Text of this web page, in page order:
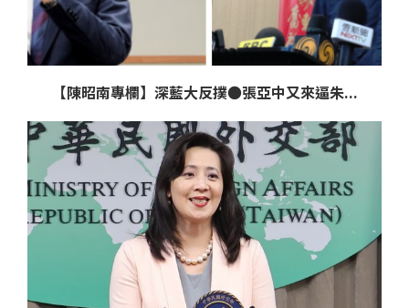
【陳昭南專欄】深藍大反撲●張亞中又來逼朱...